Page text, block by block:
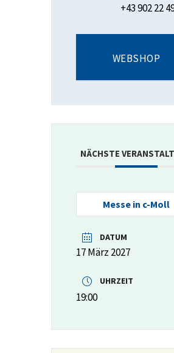
+43 902 22
WEBSHOP
NÄCHSTE
Messe in c-Moll
DATUM
17 März 2027
UHRZEIT
19:00